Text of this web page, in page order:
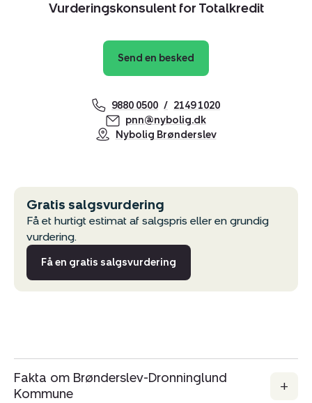
Vurderingskonsulent for Totalkredit
Send en besked
9880 0500
2149 1020
pnn@nybolig.dk
Nybolig Brønderslev
Gratis salgsvurdering
Få et hurtigt estimat af salgspris eller en grundig
vurdering.
Få en gratis salgsvurdering
Fakta om Brønderslev-Dronninglund
Kommune